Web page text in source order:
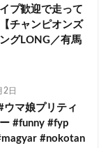
プ歓迎で走って
チャンピオンズ
グLONG／有馬
2日
ウマ娘プリティ
#funny #fyp
#nokotan